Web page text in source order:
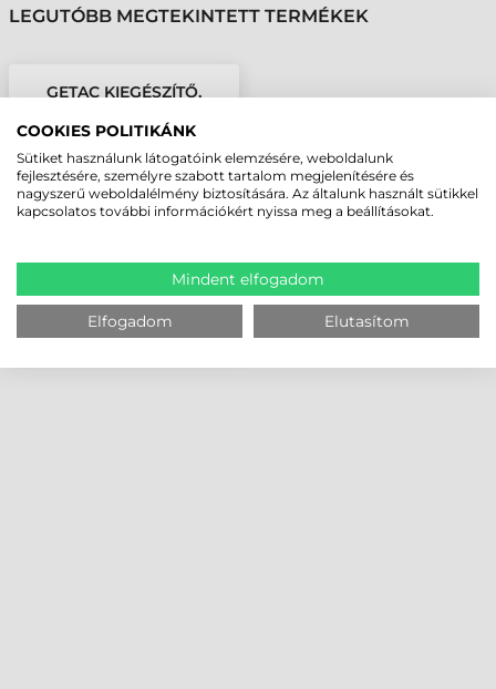
LEGUTÓBB MEGTEKINTETT TERMÉKEK
GETAC KIEGÉSZÍTŐ,
VÁLLPÁNT
COOKIES POLITIKÁNK
Sütiket használunk látogatóink elemzésére, weboldalunk
fejlesztésére, személyre szabott tartalom megjelenítésére és
nagyszerű weboldalélmény biztosítására. Az általunk használt sütikkel
kapcsolatos további információkért nyissa meg a beállításokat.
Mindent elfogadom
Elfogadom Elutasítom